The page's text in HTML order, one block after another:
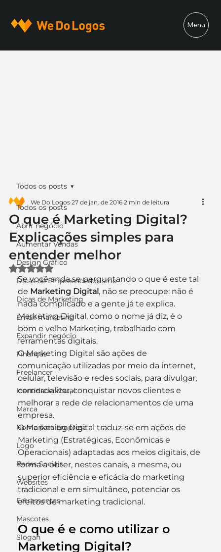
Menu
Todos os posts
Abrir negócio
Aumentar Vendas
Design Gráfico
Dicas de Empreendedorismo
Dicas de Marketing
Email marketing
Expandir negócio
Finanças
Freelancer
Identidade Visual
Marca
Nome para Empresa
Logo
Redes Sociais
Websites
Ferramentas
Mascotes
Slogan
Todos os posts
O que é Marketing Digital?
Explicações simples para
entender melhor
We Do Logos 27 de jan. de 2016 2 min de leitura
Avaliado com NaN de 5 estrelas.
Se você anda se perguntando o que é este tal
de Marketing Digital, não se preocupe: não é
nada complicado e a gente já te explica.
Marketing Digital, como o nome já diz, é o
bom e velho Marketing, trabalhado com
ferramentas digitais.
O Marketing Digital são ações de
comunicação utilizadas por meio da internet,
celular, televisão e redes sociais, para divulgar,
comercializar, conquistar novos clientes e
melhorar a rede de relacionamentos de uma
empresa.
O Marketing Digital traduz-se em ações de
Marketing (Estratégicas, Econômicas e
Operacionais) adaptadas aos meios digitais, de
forma a obter, nestes canais, a mesma, ou
superior eficiência e eficácia do marketing
tradicional e em simultâneo, potenciar os
efeitos do marketing tradicional.
O que é e como utilizar o
Marketing Digital?